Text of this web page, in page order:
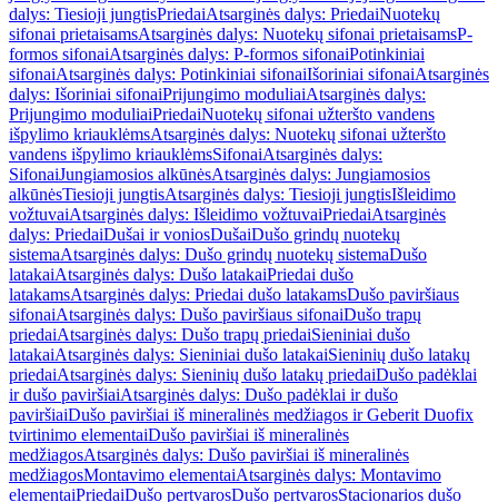
dalys: Tiesioji jungtisPriedaiAtsarginės dalys: PriedaiNuotekų
sifonai prietaisamsAtsarginės dalys: Nuotekų sifonai prietaisamsP-
formos sifonaiAtsarginės dalys: P-formos sifonaiPotinkiniai
sifonaiAtsarginės dalys: Potinkiniai sifonaiIšoriniai sifonaiAtsarginės
dalys: Išoriniai sifonaiPrijungimo moduliaiAtsarginės dalys:
Prijungimo moduliaiPriedaiNuotekų sifonai užteršto vandens
išpylimo kriauklėmsAtsarginės dalys: Nuotekų sifonai užteršto
vandens išpylimo kriauklėmsSifonaiAtsarginės dalys:
SifonaiJungiamosios alkūnėsAtsarginės dalys: Jungiamosios
alkūnėsTiesioji jungtisAtsarginės dalys: Tiesioji jungtisIšleidimo
vožtuvaiAtsarginės dalys: Išleidimo vožtuvaiPriedaiAtsarginės
dalys: PriedaiDušai ir voniosDušaiDušo grindų nuotekų
sistemaAtsarginės dalys: Dušo grindų nuotekų sistemaDušo
latakaiAtsarginės dalys: Dušo latakaiPriedai dušo
latakamsAtsarginės dalys: Priedai dušo latakamsDušo paviršiaus
sifonaiAtsarginės dalys: Dušo paviršiaus sifonaiDušo trapų
priedaiAtsarginės dalys: Dušo trapų priedaiSieniniai dušo
latakaiAtsarginės dalys: Sieniniai dušo latakaiSieninių dušo latakų
priedaiAtsarginės dalys: Sieninių dušo latakų priedaiDušo padėklai
ir dušo paviršiaiAtsarginės dalys: Dušo padėklai ir dušo
paviršiaiDušo paviršiai iš mineralinės medžiagos ir Geberit Duofix
tvirtinimo elementaiDušo paviršiai iš mineralinės
medžiagosAtsarginės dalys: Dušo paviršiai iš mineralinės
medžiagosMontavimo elementaiAtsarginės dalys: Montavimo
elementaiPriedaiDušo pertvarosDušo pertvarosStacionarios dušo